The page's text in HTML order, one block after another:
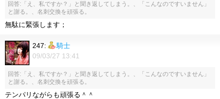
回答:「え、私ですか？」と聞き返してしまう。、「こんなのですいません」
と謝る。、名刺交換を頑張る。
無駄に緊張します；
247:
騎士
09/03/27 13:41
回答:「え、私ですか？」と聞き返してしまう。、「こんなのですいません」
と謝る。、名刺交換を頑張る。
テンパリながらも頑張る＾＾